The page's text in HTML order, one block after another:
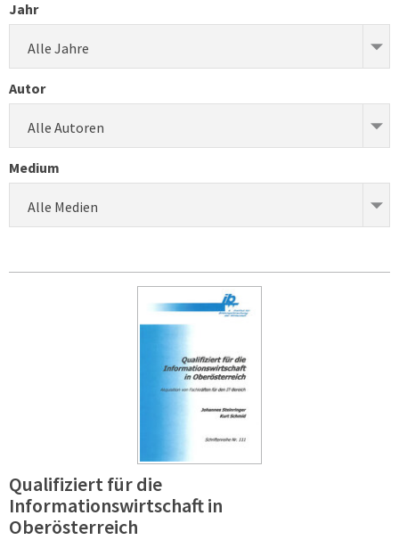
Jahr
Alle Jahre
Autor
Alle Autoren
Medium
Alle Medien
Qualifiziert für die
Informationswirtschaft in
Oberösterreich